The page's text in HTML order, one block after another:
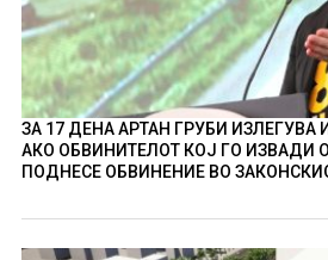
ЗА 17 ДЕНА АРТАН ГРУБИ
АКО ОБВИНИТЕЛОТ КОЈ ГО ИЗВАДИ
ПОДНЕСЕ ОБВИНЕНИЕ ВО